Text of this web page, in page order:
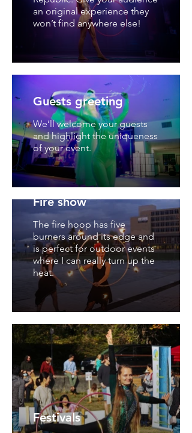
an original experience they
won’t find anywhere else!
Guests greeting
We’ll welcome your guests
and highlight the uniqueness
of your event.
Fire show
The fire hoop has five
burners around its edge and
is perfect for outdoor events
where I can really turn up the
heat.
Festivals